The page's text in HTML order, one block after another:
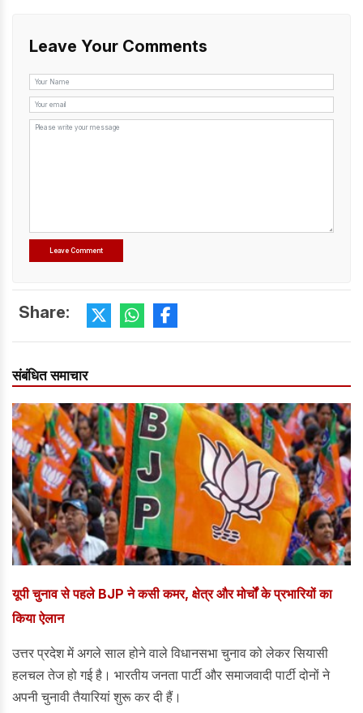
Leave Your Comments
Share:
संबंधित समाचार
यूपी चुनाव से पहले BJP ने कसी कमर, क्षेत्र और मोर्चों के प्रभारियों का
किया ऐलान
उत्तर प्रदेश में अगले साल होने वाले विधानसभा चुनाव को लेकर सियासी
हलचल तेज हो गई है। भारतीय जनता पार्टी और समाजवादी पार्टी दोनों ने
अपनी चुनावी तैयारियां शुरू कर दी हैं।